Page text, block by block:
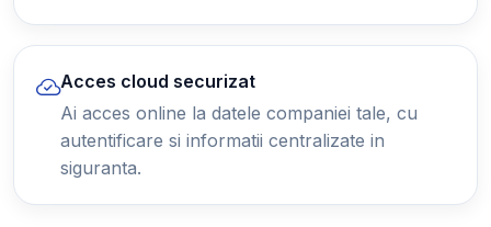
Acces cloud securizat
Ai acces online la datele companiei tale, cu
autentificare si informatii centralizate in
siguranta.